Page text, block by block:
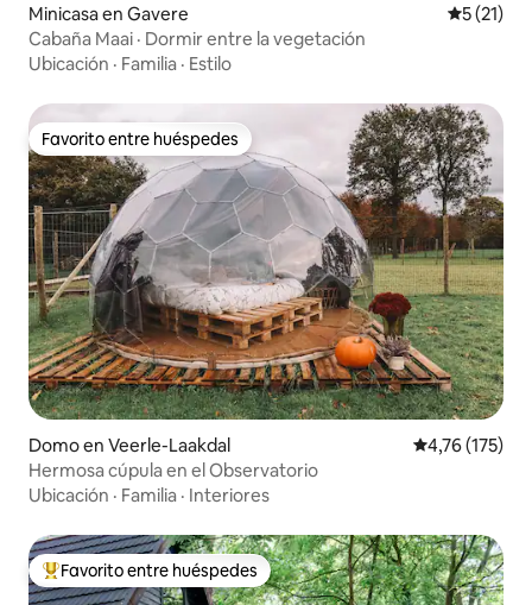
Minicasa en Gavere
5 (21)
Cabaña Maai · Dormir entre la vegetación
Ubicación · Familia · Estilo
Favorito entre huéspedes
Favorito entre huéspedes
Domo en Veerle-Laakdal Calificación
4,76 (175)
Hermosa cúpula en el Observatorio
Ubicación · Familia · Interiores
Favorito entre los huéspedes más destacados
Favorito entre huéspedes